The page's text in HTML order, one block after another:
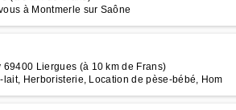
à Montmerle sur Saône
Liergues (à 10 km de Frans)
Herboristerie, Location de pèse-bébé, Hom